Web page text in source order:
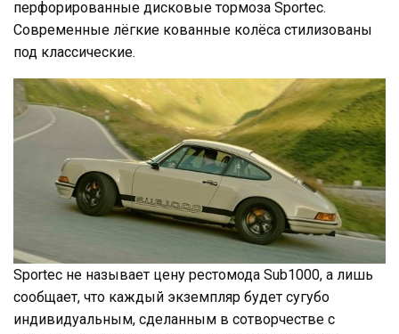
перфорированные дисковые тормоза Sportec.
Современные лёгкие кованные колёса стилизованы
под классические.
Sportec не называет цену рестомода Sub1000, а лишь
сообщает, что каждый экземпляр будет сугубо
индивидуальным, сделанным в сотворчестве с